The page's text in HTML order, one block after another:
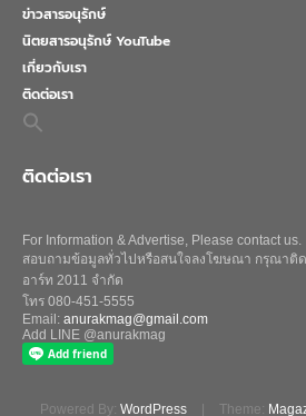
ข่าวสารอนุรักษ์
นิตยสารอนุรักษ์ YouTube
เกี่ยวกับเรา
ติดต่อเรา
Search
for:
ติดต่อเรา
For Information & Advertise, Please contact us.
สอบถามข้อมูลทั่วไปหรือสนใจลงโฆษณา กรุณาติ
อาร์ท 2011 จำกัด
โทร 080-451-5555
Email: anurakmag@gmail.com
Add LINE @anurakmag
Powered By: WordPress Theme: